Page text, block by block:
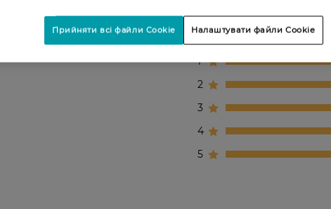
1
2
3
4
5
Налаштувати файли Cookie
Прийняти всі файли Cookie